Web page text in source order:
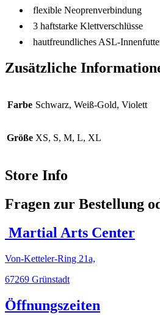
flexible Neoprenverbindung
3 haftstarke Klettverschlüsse
hautfreundliches ASL-
Zusätzliche
Farbe Schwarz, Weiß-Gold, Violett
Größe XS, S, M, L, XL
Store Info
Fragen zur Bestellung
Martial Arts Center
Von-Ketteler-Ring 21a,
67269 Grünstadt
Öffnungszeiten